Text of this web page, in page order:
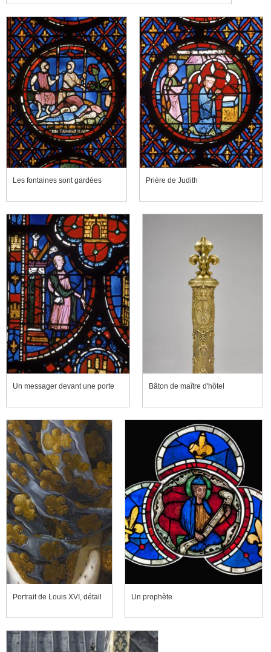
Les fontaines sont gardées Prière de Judith
Un messager devant une porte Bâton de maître d'hôtel
Portrait de Louis XVI, détail Un prophète